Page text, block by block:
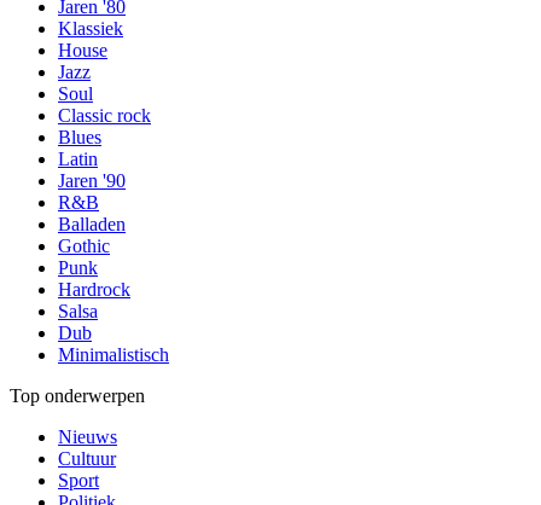
Jaren '80
Klassiek
House
Jazz
Soul
Classic rock
Blues
Latin
Jaren '90
R&B
Balladen
Gothic
Punk
Hardrock
Salsa
Dub
Minimalistisch
Top onderwerpen
Nieuws
Cultuur
Sport